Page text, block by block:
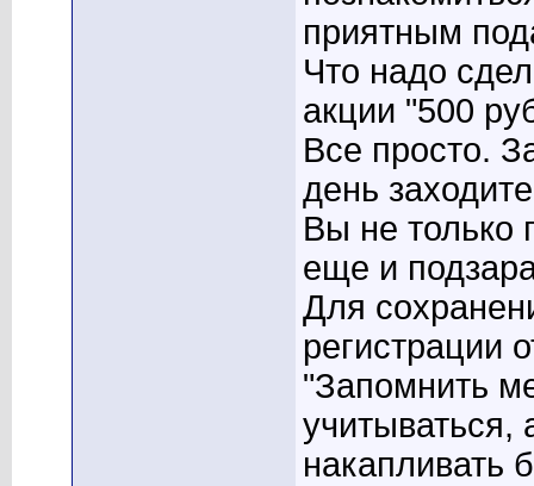
приятным
Что надо
акции "500
Все просто.
день
Вы не только
еще и
Для
регистрации
"Запомнить
учитываться,
накапливать